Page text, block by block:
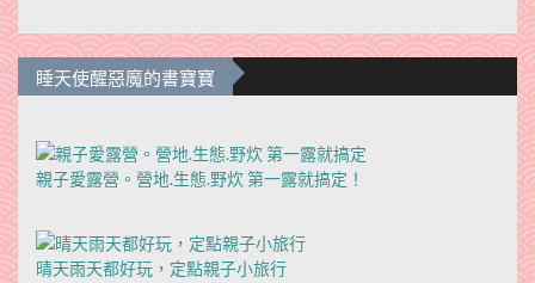
睡天使醒惡魔的書寶寶
親子愛露營。營地.生態.野炊 第一露就搞定！
晴天雨天都好玩，定點親子小旅行